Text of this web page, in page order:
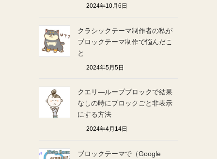
2024年10月6日
クラシックテーマ制作者の私が
ブロックテーマ制作で悩んだこ
と
2024年5月5日
クエリ―ループブロックで結果
なしの時にブロックごと非表示
にする方法
2024年4月14日
ブロックテーマで（Google